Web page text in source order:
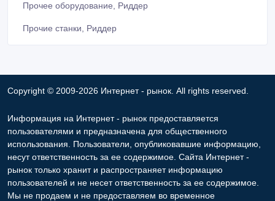
Прочее оборудование, Риддер
Прочие станки, Риддер
Copyright © 2009-2026 Интернет - рынок. All rights reserved.
Информация на Интернет - рынок предоставляется
пользователями и предназначена для общественного
использования. Пользователи, опубликовавшие информацию,
несут ответственность за ее содержимое. Сайта Интернет -
рынок только хранит и распространяет информацию
пользователей и не несет ответственность за ее содержимое.
Мы не продаем и не предоставляем во временное